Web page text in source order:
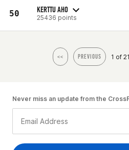
50 KERTTU AHO
25436 points
<< PREVIOUS 1 of 21
Never miss an update from the